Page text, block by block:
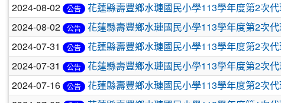
2024-08-02 公告 花蓮縣壽豐鄉水璉國民小學113學年度第2次
2024-08-02 公告 花蓮縣壽豐鄉水璉國民小學113學年度第2次
2024-07-31 公告 花蓮縣壽豐鄉水璉國民小學113學年度第2次
2024-07-31 公告 花蓮縣壽豐鄉水璉國民小學113學年度第2次
2024-07-16 公告 花蓮縣壽豐鄉水璉國民小學113學年度第2次